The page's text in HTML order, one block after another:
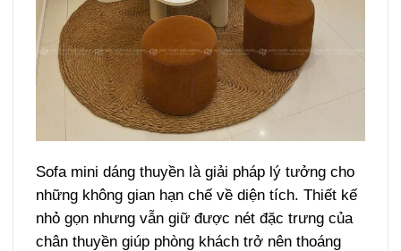
Sofa mini dáng thuyền là giải pháp lý tưởng cho
những không gian hạn chế về diện tích. Thiết kế
nhỏ gọn nhưng vẫn giữ được nét đặc trưng của
chân thuyền giúp phòng khách trở nên thoáng